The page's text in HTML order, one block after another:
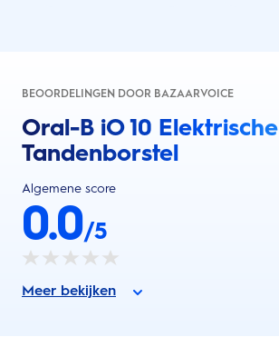
BEOORDELINGEN DOOR BAZAARVOICE
Oral-B iO 10 Elektrische
Tandenborstel
Algemene score
0.0/5
Meer bekijken